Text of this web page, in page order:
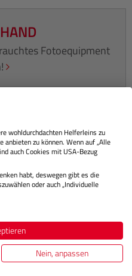
Fotoequipment
wohldurchdachten Helferleins zu
anbieten zu können. Wenn auf „Alle
auch Cookies mit USA-Bezug
habt, deswegen gibt es die
oder auch „Individuelle
Nein, anpassen